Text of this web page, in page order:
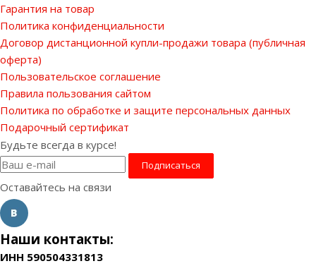
Гарантия на товар
Политика конфиденциальности
Договор дистанционной купли-продажи товара (публичная
оферта)
Пользовательское соглашение
Правила пользования сайтом
Политика по обработке и защите персональных данных
Подарочный сертификат
Будьте всегда в курсе!
Оставайтесь на связи
Наши контакты:
ИНН 590504331813